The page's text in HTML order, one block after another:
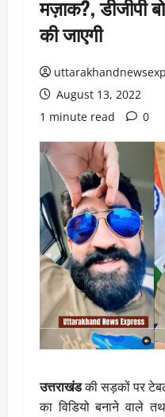
मज़ाक?, डीजीपी
की जाएगी
August 13, 2022
1 minute read
0
उत्तराखंडकी सड़कों पर
का विडियो बनाने वाले